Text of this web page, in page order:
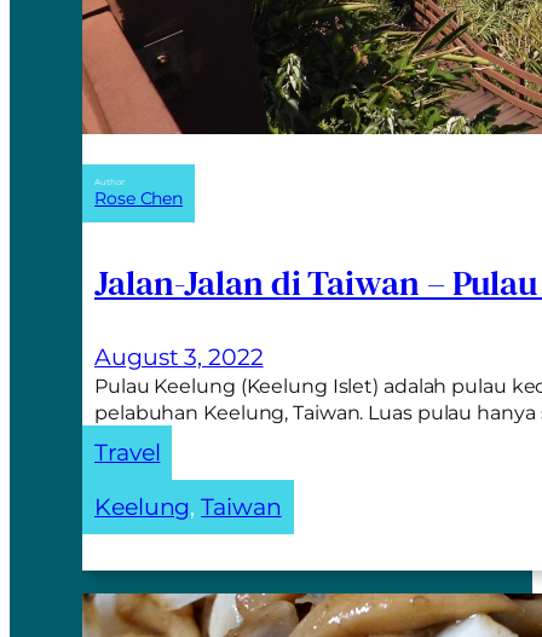
Author:
Rose Chen
Jalan-Jalan di Taiwan –
August 3, 2022
Pulau Keelung (Keelung Islet) adalah pulau
pelabuhan Keelung, Taiwan. Luas pulau
Travel
Keelung, Taiwan